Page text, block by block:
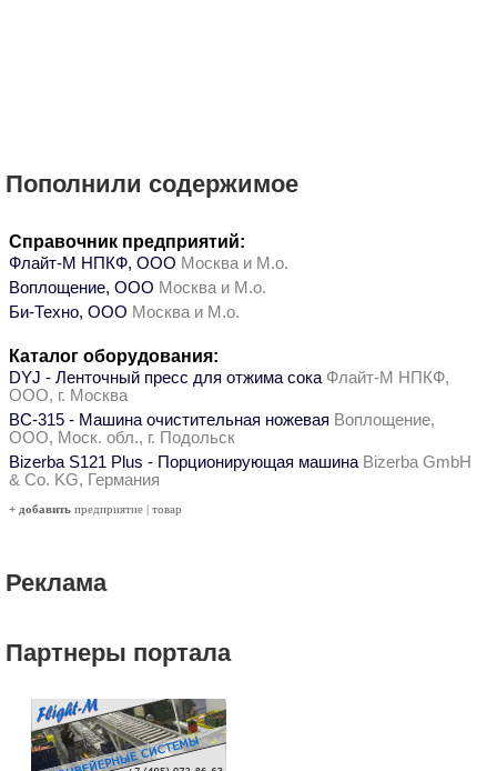
Пополнили содержимое
Справочник предприятий:
Флайт-М НПКФ, ООО Москва и М.о.
Воплощение, ООО Москва и М.о.
Би-Техно, ООО Москва и М.о.
Каталог оборудования:
DYJ - Ленточный пресс для отжима сока Флайт-М НПКФ,
ООО, г. Москва
ВС-315 - Машина очистительная ножевая Воплощение,
ООО, Моск. обл., г. Подольск
Bizerba S121 Plus - Порционирующая машина Bizerba GmbH
& Co. KG, Германия
+ добавить предприятие | товар
Реклама
Партнеры портала